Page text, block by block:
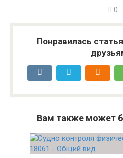
0
Понравилась
Вам также может